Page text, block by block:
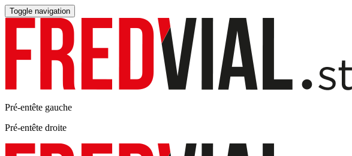
Toggle navigation
Pré-entête gauche
Pré-entête droite